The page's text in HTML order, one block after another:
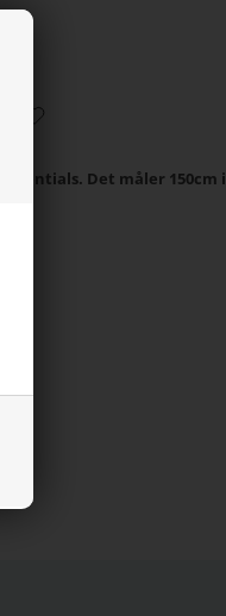
Det måler 150cm i